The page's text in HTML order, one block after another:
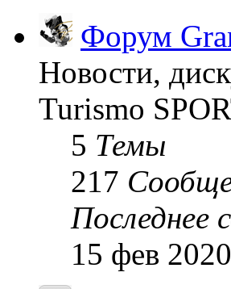
Форум
Новости,
Turismo
5 Темы
217
Последнее
15 фев